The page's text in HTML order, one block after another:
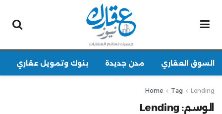
السوق العقاري مدن جديدة بنوك وتمويل عقاري
Home Tag Lending
الوسم: Lending